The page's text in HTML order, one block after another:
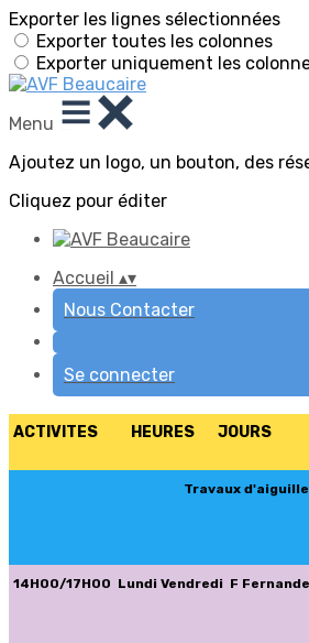
Exporter les lignes sélectionnées
Exporter toutes les colonnes
Exporter uniquement les
Menu
Ajoutez un logo, un bouton, des
Cliquez pour éditer
Accueil ▴▾
Nous Contacter
Se connecter
ACTIVITES HEURES JOURS
Travaux d'aiguille
14H00/17H00 Lundi Vendredi F